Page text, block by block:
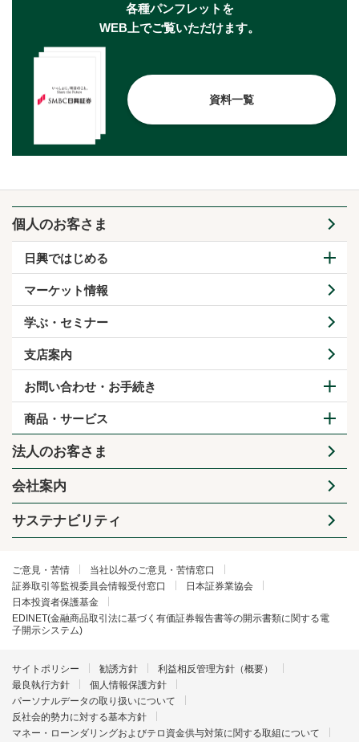
各種パンフレットを
WEB上でご覧いただけます。
資料一覧
個人のお客さま
日興ではじめる
マーケット情報
学ぶ・セミナー
支店案内
お問い合わせ・お手続き
商品・サービス
法人のお客さま
会社案内
サステナビリティ
ご意見・苦情
当社以外のご意見・苦情窓口
証券取引等監視委員会情報受付窓口
日本証券業協会
日本投資者保護基金
EDINET(金融商品取引法に基づく有価証券報告書等の開示書類に関する電
子開示システム)
サイトポリシー 勧誘方針
利益相反管理方針（概要）
最良執行方針
個人情報保護方針
パーソナルデータの取り扱いについて
反社会的勢力に対する基本方針
マネー・ローンダリングおよびテロ資金供与対策に関する取組について